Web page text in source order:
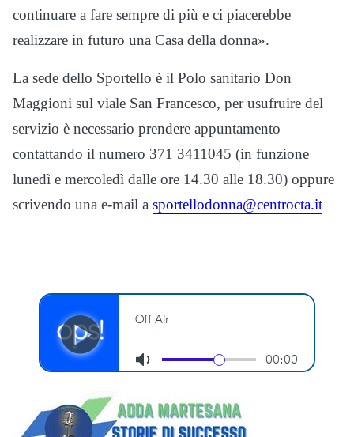
continuare a fare sempre di più e ci piacerebbe
realizzare in futuro una Casa della donna».
La sede dello Sportello è il Polo sanitario Don
Maggioni sul viale San Francesco, per usufruire del
servizio è necessario prendere appuntamento
contattando il numero 371 3411045 (in funzione
lunedì e mercoledì dalle ore 14.30 alle 18.30) oppure
scrivendo una e-mail a sportellodonna@centrocta.it